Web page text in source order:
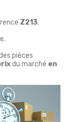
Z213.
pièces
du marché en